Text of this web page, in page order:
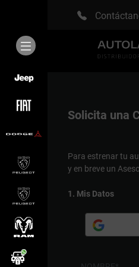
Solicita una
Para estrenar tu
y en breve un
1. Mis Datos